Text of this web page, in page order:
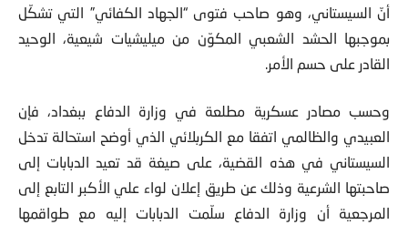
أنّ السيستاني، وهو صاحب فتوى “الجهاد الكفائي” التي تشكّل
بموجبها الحشد الشعبي المكوّن من ميليشيات شيعية، الوحيد
القادر على حسم الأمر.
وحسب مصادر عسكرية مطلعة في وزارة الدفاع ببغداد، فإن
العبيدي والظالمي اتفقا مع الكربلائي الذي أوضح استحالة تدخل
السيستاني في هذه القضية، على صيغة قد تعيد الدبابات إلى
صاحبتها الشرعية وذلك عن طريق إعلان لواء علي الأكبر التابع إلى
المرجعية أن وزارة الدفاع سلّمت الدبابات إليه مع طواقمها